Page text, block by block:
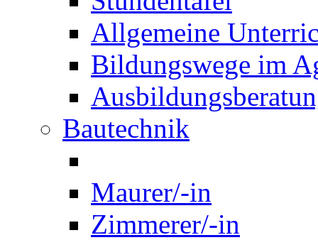
Allgemeine
Bildungswege im
Bautechnik
Maurer/-in
Zimmerer/-in